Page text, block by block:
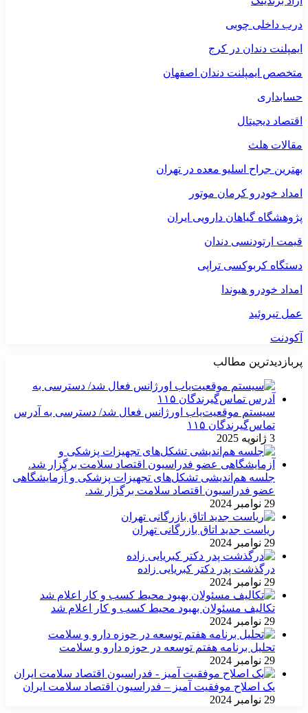
درب داخلی چوبی
ایمپلنت دندان در کرج
متخصص ایمپلنت دندان اصفهان
حسابداری
اقتصاد دیجیتال
مقالات هلث
بهترین جراح اسلیو معده در تهران
امداد خودرو کرمان موتور
پژوهشگاه گیاهان دارویی ایران
قیمت ارتودنسی دندان
دستگاه کربوکسی تراپی
امداد خودرو هیوندا
عمل تیروئید
آکودنت
پربازدیدترین مطالب
سیستم موقعیت‌یاب اورژانس فعال شد/ دسترسی به آدرس
تماس‌گیرندگان ۱۱۵
3 ژانویه 2025
جلسه هم‌اندیشی تشکل‌های تجهیزات پزشکی و آزمایشگاهی
عضو فدراسیون اقتصاد سلامت برگزار شد.
29 نوامبر 2024
ریاست جدید اتاق بازرگانی تهران
29 نوامبر 2024
درگذشت پدر دکتر کبریایی زاده
29 نوامبر 2024
تکالیف مسئولان بهبود محیط کسب و کار اعلام شد
29 نوامبر 2024
تحلیل برنامه هفتم توسعه در حوزه دارو و سلامت
29 نوامبر 2024
یک اصلاح موفقیت آمیز – فدراسیون اقتصاد سلامت ایران
29 نوامبر 2024